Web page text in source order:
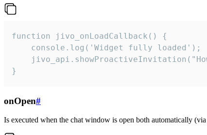
function jivo_onLoadCallback() {
    console.log('Widget fully loaded');
}
onOpen#
Is executed when the chat window is open both automatically